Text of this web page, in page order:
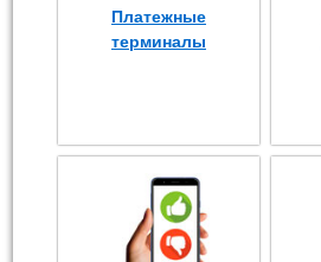
Платежные
терминалы